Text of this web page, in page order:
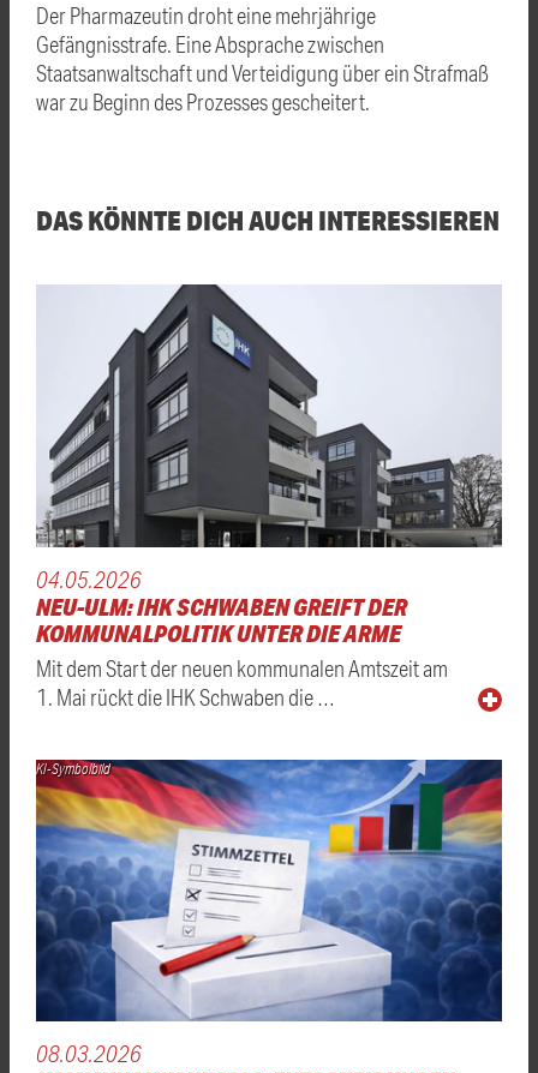
Der Pharmazeutin droht eine mehrjährige
Gefängnisstrafe. Eine Absprache zwischen
Staatsanwaltschaft und Verteidigung über ein Strafmaß
war zu Beginn des Prozesses gescheitert.
DAS KÖNNTE DICH AUCH INTERESSIEREN
04.05.2026
NEU-ULM: IHK SCHWABEN GREIFT DER
KOMMUNALPOLITIK UNTER DIE ARME
Mit dem Start der neuen kommunalen Amtszeit am
1. Mai rückt die IHK Schwaben die …
KI-Symbolbild
08.03.2026